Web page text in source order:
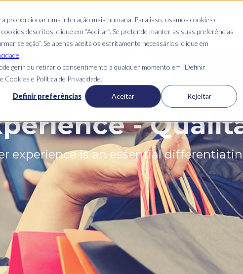
proporcionar uma interação mais humana. Para isso, usamos cookies e
descritos, clique em “Aceitar”. Se pretende manter as suas preferências
seleção”. Se apenas aceita os estritamente necessários, clique em
.
gerir ou retirar o consentimento a qualquer momento em “Definir
Cookies e Política de Privacidade.
Definir preferências Aceitar Rejeitar
COMPANIES WHO WE ARE WHAT WE DO WHERE WE ARE
-
experience is an essential